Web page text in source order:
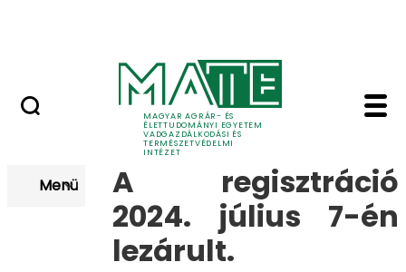
MAGYAR AGRÁR- ÉS
ÉLETTUDOMÁNYI EGYETEM
VADGAZDÁLKODÁSI ÉS
TERMÉSZETVÉDELMI
INTÉZET
Regisztráció -
Regisztráció
Menü
A regisztráció
2024. július 7-én
lezárult.